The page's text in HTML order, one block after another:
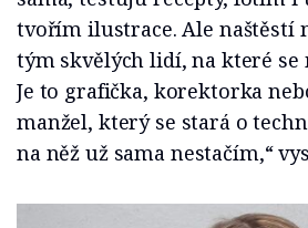
tvořím ilustrace. Ale naštěstí
tým skvělých lidí, na které se
Je to grafička, korektorka
manžel, který se stará o
na něž už sama nestačím,“